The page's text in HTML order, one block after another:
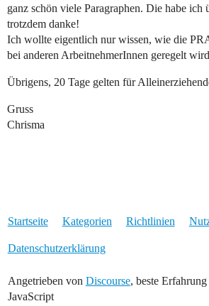
ganz schön viele Paragraphen. Die habe ich
trotzdem danke!
Ich wollte eigentlich nur wissen, wie die
bei anderen ArbeitnehmerInnen geregelt
Übrigens, 20 Tage gelten für
Gruss
Chrisma
Startseite Kategorien Richtlinien
Datenschutzerklärung
Angetrieben von Discourse, beste
JavaScript